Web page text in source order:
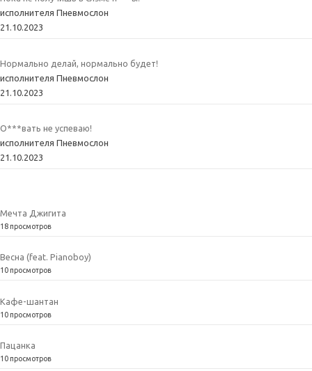
исполнителя Пневмослон
21.10.2023
Нормально делай, нормально будет!
исполнителя Пневмослон
21.10.2023
О***вать не успеваю!
исполнителя Пневмослон
21.10.2023
Мечта Джигита
18 просмотров
Весна (feat. Pianoboy)
10 просмотров
Кафе-шантан
10 просмотров
Пацанка
10 просмотров